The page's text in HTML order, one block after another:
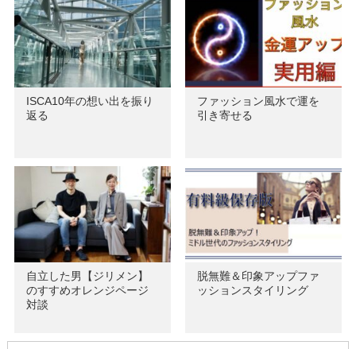
ISCA10年の想い出を振り
返る
ファッション風水で運を
引き寄せる
自立した男【ジリメン】
のすすめオレンジページ
対談
脱無難＆印象アップファ
ッションスタイリング